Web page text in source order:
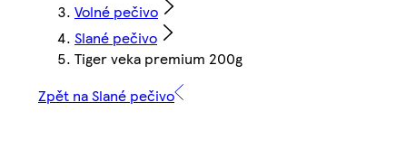
Volné pečivo
Slané pečivo
Tiger veka premium 200g
Zpět na Slané pečivo